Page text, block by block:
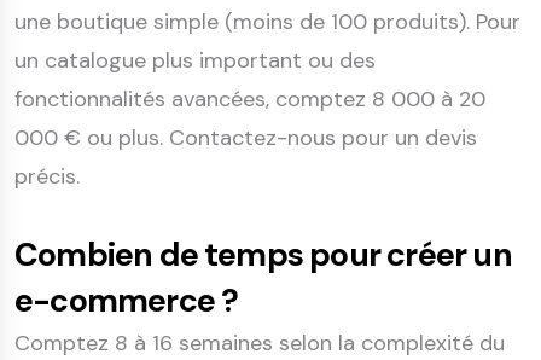
une boutique simple (moins de 100 produits). Pour
un catalogue plus important ou des
fonctionnalités avancées, comptez 8 000 à 20
000 € ou plus. Contactez-nous pour un devis
précis.
Combien de temps pour créer un
e-commerce ?
Comptez 8 à 16 semaines selon la complexité du